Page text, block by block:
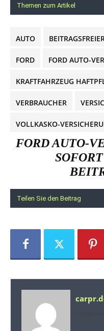
Themen zum Artikel
AUTO
FORD FORD AUTO-
KRAFTFAHRZEUG
VERBRAUCHER
VOLLKASKO-
FORD AUTO-
Teilen Sie den Beitrag